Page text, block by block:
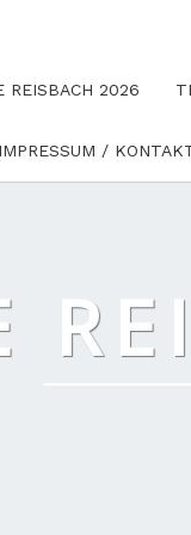
REISBACH 2026
IMPRESSUM /